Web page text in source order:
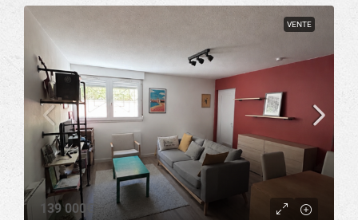
VENTE
139 000€